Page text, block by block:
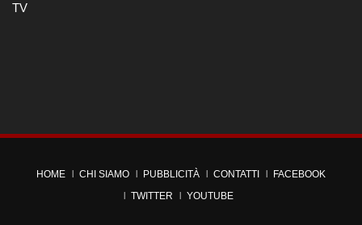
TV
HOME CHI SIAMO PUBBLICITÀ CONTATTI
FACEBOOK
TWITTER
YOUTUBE